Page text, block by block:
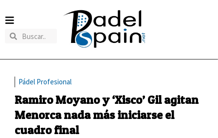
Pádel Profesional
Ramiro Moyano y ‘Xisco’ Gil agitan
Menorca nada más iniciarse el
cuadro final